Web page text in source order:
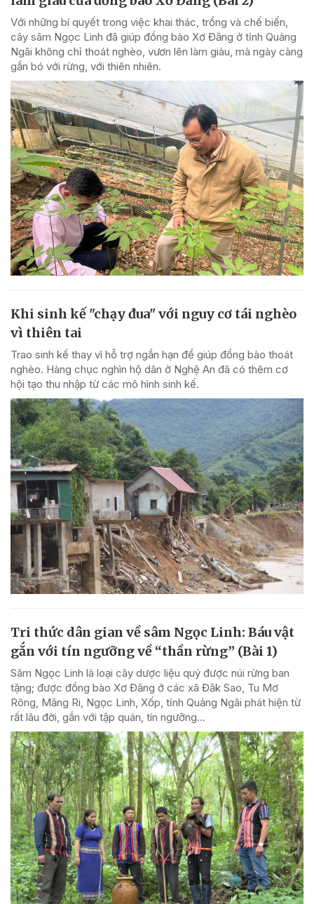
Với những bí quyết trong việc khai thác, trồng và chế biến,
cây sâm Ngọc Linh đã giúp đồng bào Xơ Đăng ở tỉnh Quảng
Ngãi không chỉ thoát nghèo, vươn lên làm giàu, mà ngày càng
gắn bó với rừng, với thiên nhiên.
Khi sinh kế "chạy đua" với nguy cơ tái nghèo
vì thiên tai
Trao sinh kế thay vì hỗ trợ ngắn hạn để giúp đồng bào thoát
nghèo. Hàng chục nghìn hộ dân ở Nghệ An đã có thêm cơ
hội tạo thu nhập từ các mô hình sinh kế.
Tri thức dân gian về sâm Ngọc Linh: Báu vật
gắn với tín ngưỡng về “thần rừng” (Bài 1)
Sâm Ngọc Linh là loại cây dược liệu quý được núi rừng ban
tặng; được đồng bào Xơ Đăng ở các xã Đăk Sao, Tu Mơ
Rông, Măng Ri, Ngọc Linh, Xốp, tỉnh Quảng Ngãi phát hiện từ
rất lâu đời, gắn với tập quán, tín ngưỡng...